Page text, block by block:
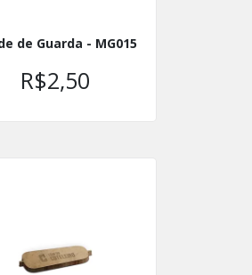
de Guarda - MG015
R$2,50